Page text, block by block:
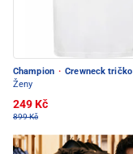
Champion · Crewneck tričko
Ženy
249 Kč
899 Kč